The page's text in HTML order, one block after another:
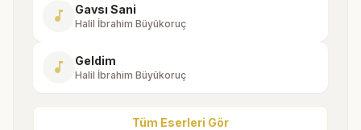
music_note Gavsı Sani
Halil İbrahim Büyükoruç
music_note Geldim
Halil İbrahim Büyükoruç
Tüm Eserleri Gör